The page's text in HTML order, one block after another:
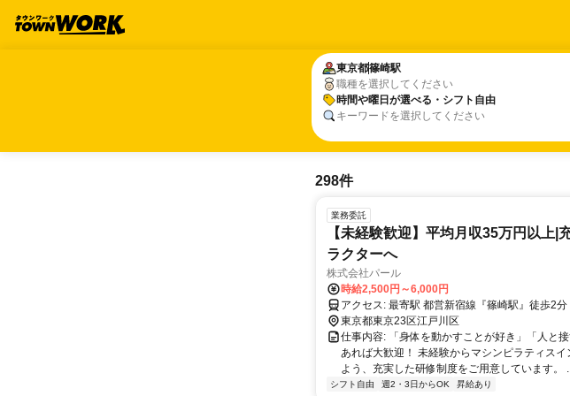
東京都篠崎駅
職種を選択してください
時間や曜日が選べる・シフト自由
キーワードを選択してください
東京都篠崎駅
時間や曜日が選べる・シフト自由
298件
業務委託
【未経験歓迎】平均月収35万円以上|
ラクターへ
株式会社パール
時給2,500円～6,000円
アクセス: 最寄駅 都営新宿線『篠崎駅』徒歩2分
東京都東京23区江戸川区
仕事内容: 「身体を動かすことが好き」「人と
あれば大歓迎！ 未経験からマシンピラティス
よう、充実した研修制度をご用意しています。
シフト自由 週2・3日からOK 昇給あり